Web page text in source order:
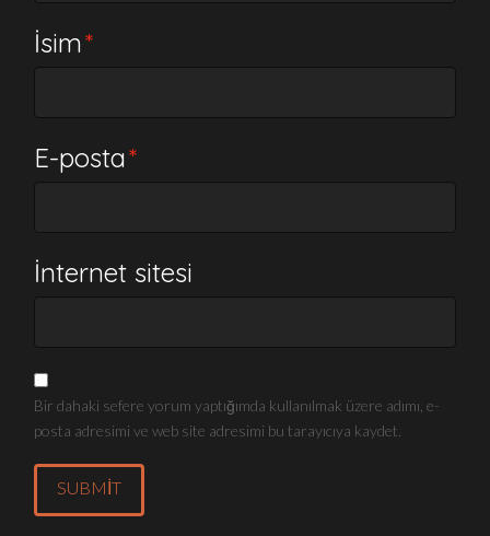
İsim*
E-posta*
İnternet sitesi
Bir dahaki sefere yorum yaptığımda kullanılmak üzere adımı, e-
posta adresimi ve web site adresimi bu tarayıcıya kaydet.